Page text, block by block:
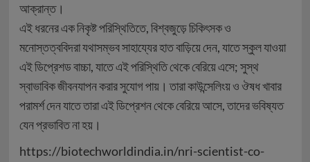
আক্রান্ত।
এই ধরনের এক নিকৃষ্ট পরিস্থিতিতে, বিশ্বজুড়ে চিকিৎসক ও
মনোস্তত্ববিদরা যথাসম্ভব সাহায্যের হাত বাড়িয়ে দেন, যাতে স্কুল যাওয়া
এই ডিপ্রেশড বাচ্চা, যাতে এই পরিস্থিতি থেকে বেরিয়ে এসে; সুস্থ
স্বাভাবিক জীবনযাপন করার সুযোগ পায়। তারা কাউন্সেলিংয় ও ঔষধ খাবার
পরামর্শ দেন যাতে তারা এই ডিপ্রেশন থেকে বেরিয়ে আসে, তাদের ভবিষ্যত
যেন প্রভাবিত না হয়।
https://biotechworldindia.in/nri-scientist-co-